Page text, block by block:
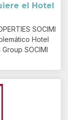
el Hotel
SOCIMI
Hotel
SOCIMI